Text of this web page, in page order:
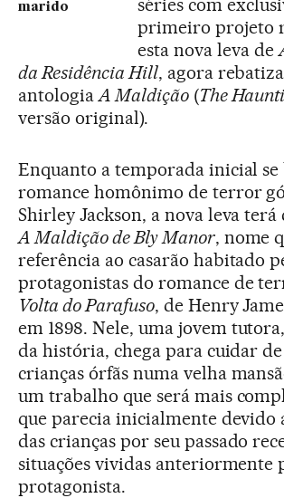
marido
séries com
primeiro projeto
esta nova leva de
da Residência Hill, agora
antologiaA Maldição(The
versão original).
Enquanto a temporada inicial se
romance homônimo de terror
Shirley Jackson, a nova leva
A Maldição de Bly Manor, nome
referência ao casarão habitado
protagonistas do romance de
Volta do Parafuso, de Henry
em 1898. Nele, uma jovem
da história, chega para cuidar
crianças órfãs numa velha
um trabalho que será mais
que parecia inicialmente devido
das crianças por seu passado
situações vividas anteriormente
protagonista.